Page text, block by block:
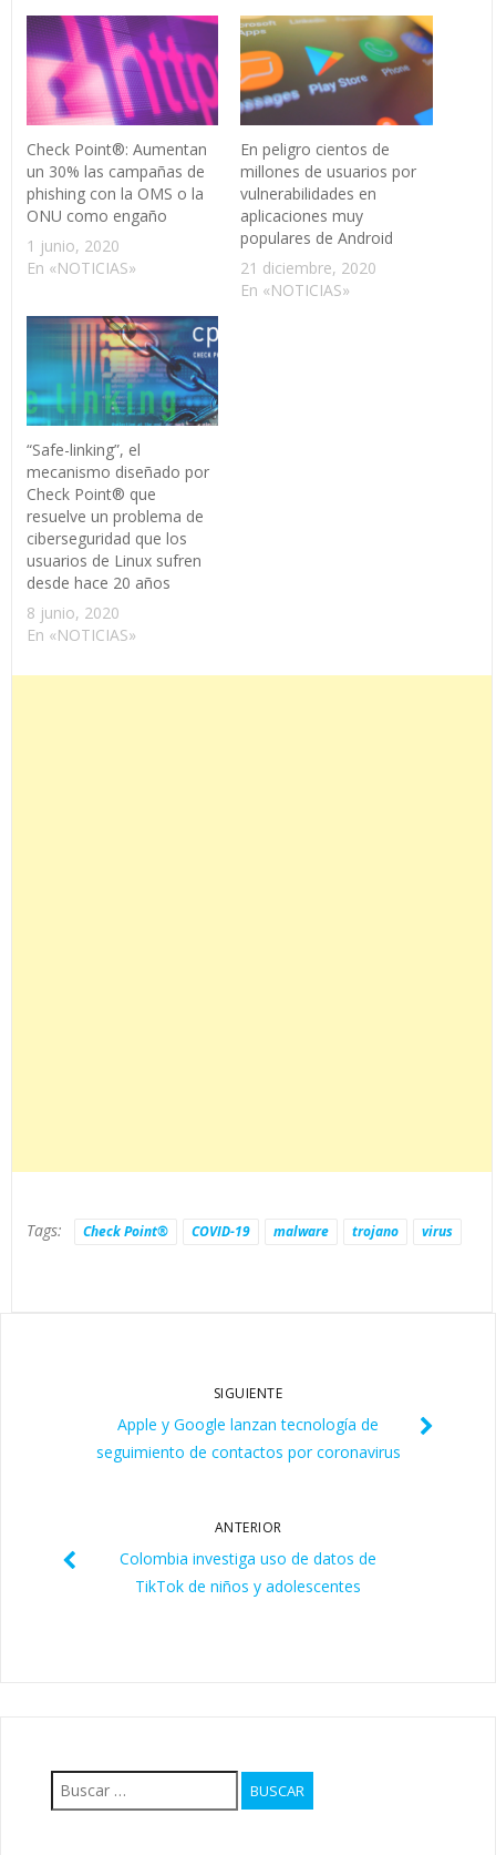
Check Point®: Aumentan
un 30% las campañas de
phishing con la OMS o la
ONU como engaño
1 junio, 2020
En «NOTICIAS»
En peligro cientos de
millones de usuarios por
vulnerabilidades en
aplicaciones muy
populares de Android
21 diciembre, 2020
En «NOTICIAS»
“Safe-linking”, el
mecanismo diseñado por
Check Point® que
resuelve un problema de
ciberseguridad que los
usuarios de Linux sufren
desde hace 20 años
8 junio, 2020
En «NOTICIAS»
Tags: Check Point® COVID-19 malware trojano virus
SIGUIENTE
Apple y Google lanzan tecnología de
seguimiento de contactos por coronavirus
ANTERIOR
Colombia investiga uso de datos de
TikTok de niños y adolescentes